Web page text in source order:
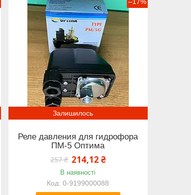
Залишилось
Реле давления для гидрофора
ПМ-5 Оптима
257 ₴ 214,12 ₴
В наявності
0-9199000088